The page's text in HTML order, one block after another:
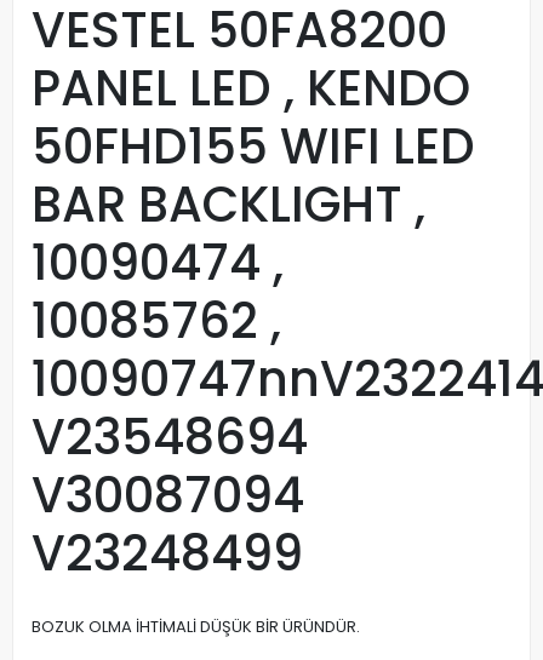
VESTEL 50FA8200
PANEL LED , KENDO
50FHD155 WIFI LED
BAR BACKLIGHT ,
10090474 ,
10085762 ,
V23548694
V30087094
V23248499
BOZUK OLMA İHTİMALİ DÜŞÜK BİR ÜRÜNDÜR.